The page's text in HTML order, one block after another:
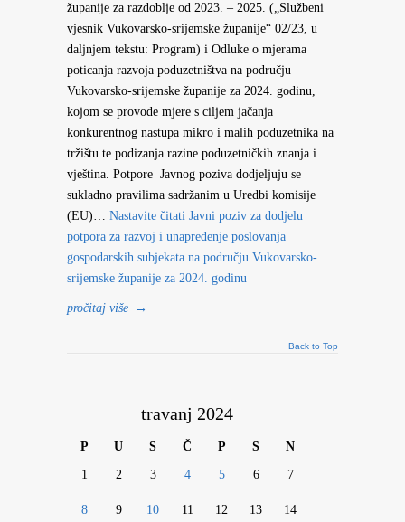
županije za razdoblje od 2023. – 2025. („Službeni
vjesnik Vukovarsko-srijemske županije“ 02/23, u
daljnjem tekstu: Program) i Odluke o mjerama
poticanja razvoja poduzetništva na području
Vukovarsko-srijemske županije za 2024. godinu,
kojom se provode mjere s ciljem jačanja
konkurentnog nastupa mikro i malih poduzetnika na
tržištu te podizanja razine poduzetničkih znanja i
vještina. Potpore Javnog poziva dodjeljuju se
sukladno pravilima sadržanim u Uredbi komisije
(EU)… Nastavite čitati Javni poziv za dodjelu
potpora za razvoj i unapređenje poslovanja
gospodarskih subjekata na području Vukovarsko-
srijemske županije za 2024. godinu
pročitaj više →
Back to Top
travanj 2024
P U S Č P S N
1 2 3 4 5 6 7
8 9 10 11 12 13 14